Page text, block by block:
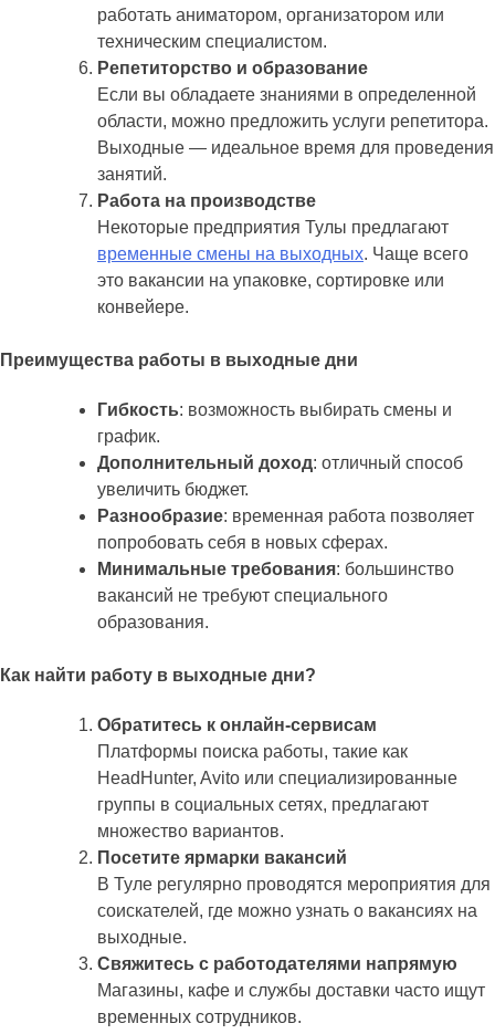
работать аниматором, организатором или
техническим специалистом.
Репетиторство и образование
Если вы обладаете знаниями в определенной
области, можно предложить услуги репетитора.
Выходные — идеальное время для проведения
занятий.
Работа на производстве
Некоторые предприятия Тулы предлагают
временные смены на выходных. Чаще всего
это вакансии на упаковке, сортировке или
конвейере.
Преимущества работы в выходные дни
Гибкость: возможность выбирать смены и
график.
Дополнительный доход: отличный способ
увеличить бюджет.
Разнообразие: временная работа позволяет
попробовать себя в новых сферах.
Минимальные требования: большинство
вакансий не требуют специального
образования.
Как найти работу в выходные дни?
Обратитесь к онлайн-сервисам
Платформы поиска работы, такие как
HeadHunter, Avito или специализированные
группы в социальных сетях, предлагают
множество вариантов.
Посетите ярмарки вакансий
В Туле регулярно проводятся мероприятия для
соискателей, где можно узнать о вакансиях на
выходные.
Свяжитесь с работодателями напрямую
Магазины, кафе и службы доставки часто ищут
временных сотрудников.